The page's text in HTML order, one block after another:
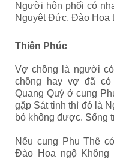
Người hôn phối có
Nguyệt Đức, Đào Hoa
Thiên Phúc
Vợ chồng là người
chồng hay vợ đã
Quang Quý ở cung
gặp Sát tinh thì đó là
bỏ không được. Sống
Nếu cung Phu Thê
Đào Hoa ngộ Không